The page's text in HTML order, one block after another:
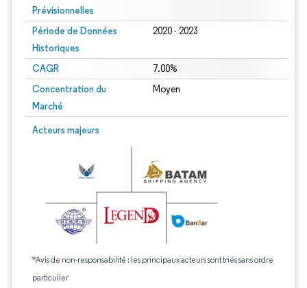
Prévisionnelles
Période de Données
Historiques
2020 - 2023
CAGR 7.00%
Concentration du
Marché
Moyen
Acteurs majeurs
*Avis de non-responsabilité : les principaux acteurs sont triés sans ordre
particulier